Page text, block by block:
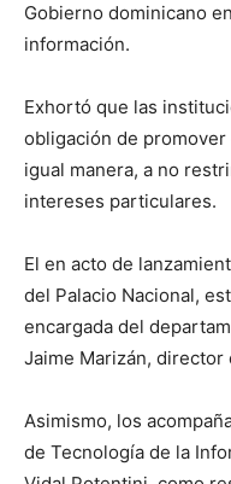
Gobierno dominicano
información.
Exhortó que las
obligación de promover
igual manera, a no
intereses particulares.
El en acto de
del Palacio Nacional,
encargada del
Jaime Marizán, director
Asimismo, los
de Tecnología de la